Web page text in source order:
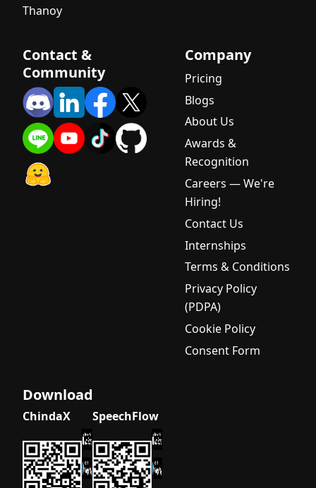
Thanoy
Contact &
Community
Company
Pricing
Blogs
About Us
Awards &
Recognition
Careers — We're
Hiring!
Contact Us
Internships
Terms & Conditions
Privacy Policy
(PDPA)
Cookie Policy
Consent Form
Download
ChindaX SpeechFlow